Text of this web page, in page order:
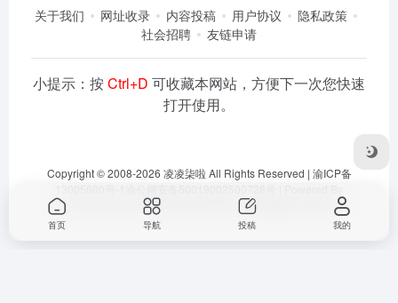
关于我们 网址收录 内容投稿 用户协议
隐私政策
社会招聘
友链申请
小提示：按Ctrl+D 可收藏本网站，方便下一次您快速
打开使用。
Copyright © 2008-2026 凌凌柒啦 All Rights Reserved | 渝ICP备
Dlaoo.Inc
Awalab| 本站运行在 由OneNav 强力驱动
首页 导航 投稿 我的